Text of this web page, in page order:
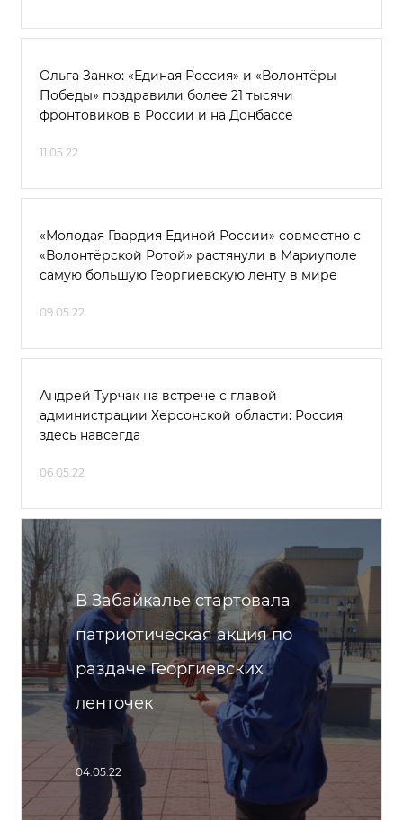
Ольга Занко: «Единая Россия» и «Волонтёры
Победы» поздравили более 21 тысячи
фронтовиков в России и на Донбассе
11.05.22
«Молодая Гвардия Единой России» совместно с
«Волонтёрской Ротой» растянули в Мариуполе
самую большую Георгиевскую ленту в мире
09.05.22
Андрей Турчак на встрече с главой
администрации Херсонской области: Россия
здесь навсегда
06.05.22
В Забайкалье стартовала
патриотическая акция по
раздаче Георгиевских
ленточек
04.05.22